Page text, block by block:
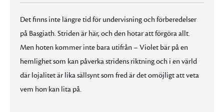
Det finns inte längre tid för undervisning och förberedelser
på Basgiath. Striden är här, och den hotar att förgöra allt.
Men hoten kommer inte bara utifrån – Violet bär på en
hemlighet som kan påverka stridens riktning och i en värld
där lojalitet är lika sällsynt som fred är det omöjligt att veta
vem hon kan lita på.